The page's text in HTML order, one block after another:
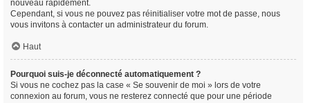
nouveau rapidement.
Cependant, si vous ne pouvez pas réinitialiser votre mot de passe, nous
vous invitons à contacter un administrateur du forum.
Haut
Pourquoi suis-je déconnecté automatiquement ?
Si vous ne cochez pas la case « Se souvenir de moi » lors de votre
connexion au forum, vous ne resterez connecté que pour une période